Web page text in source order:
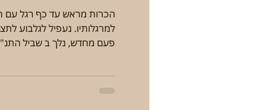
הכרות מראש עד כף רגל עם
למרגלותיו. נעפיל לגלבוע
פעם מחדש, נלך ב שביל